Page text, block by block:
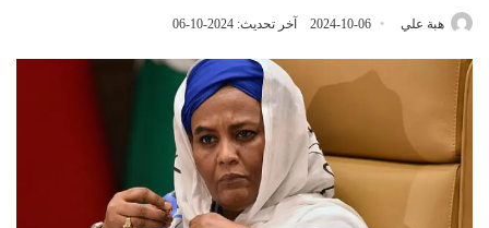
هبة علي 2024-10-06 آخر تحديث: 2024-10-06